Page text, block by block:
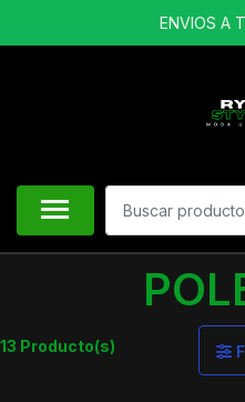
ENVIOS A
13 Producto(s)